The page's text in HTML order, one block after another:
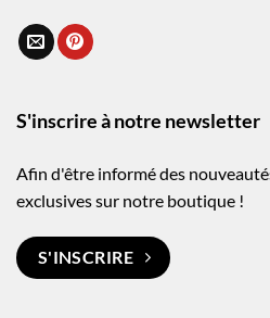
S'inscrire à notre newsletter
Afin d'être informé des
exclusives sur notre boutique !
S'INSCRIRE